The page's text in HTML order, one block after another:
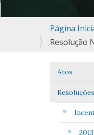
Você
está
aqui:
Página
Resolução
Atos
Resoluções
2013